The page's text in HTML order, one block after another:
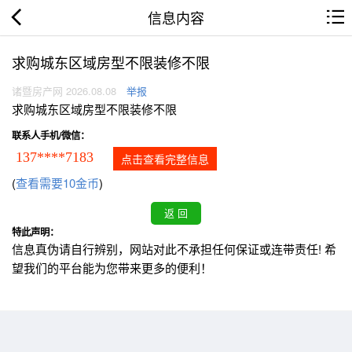
信息内容
求购城东区域房型不限装修不限
诸暨房产网 2026.08.08 举报
求购城东区域房型不限装修不限
联系人手机/微信：
137****7183 点击查看完整信息
(查看需要10金币)
特此声明：
信息真伪请自行辨别，网站对此不承担任何保证或连带责任! 希
望我们的平台能为您带来更多的便利！